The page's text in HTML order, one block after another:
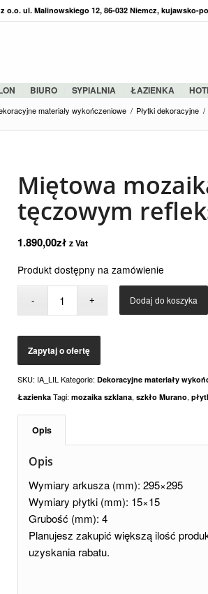
ul. Malinowskiego 12, 86-032 Niemcz, kujawsko-
BIURO SYPIALNIA ŁAZIENKA
materiały wykończeniowe / Płytki dekoracyjne /
Miętowa
tęczowym
1.890,00zł z Vat
Produkt dostępny na zamówienie
Dodaj do koszyka
SKU: IA_LIL Kategorie: Dekoracyjne materiały
Łazienka Tagi: mozaika szklana, szkło Murano,
Opis
Opis
Wymiary arkusza (mm): 295×295
Wymiary płytki (mm): 15×15
Grubość (mm): 4
Planujesz zakupić większą ilość
uzyskania rabatu.